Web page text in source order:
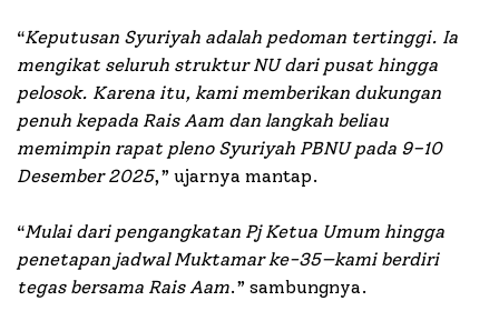
“Keputusan Syuriyah adalah pedoman tertinggi. Ia
mengikat seluruh struktur NU dari pusat hingga
pelosok. Karena itu, kami memberikan dukungan
penuh kepada Rais Aam dan langkah beliau
memimpin rapat pleno Syuriyah PBNU pada 9–10
Desember 2025,” ujarnya mantap.
“Mulai dari pengangkatan Pj Ketua Umum hingga
penetapan jadwal Muktamar ke-35—kami berdiri
tegas bersama Rais Aam.” sambungnya.